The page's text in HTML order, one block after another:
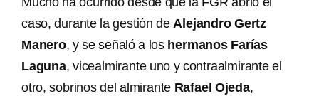
caso, durante la gestión de Alejandro Gertz
Manero, y se señaló a los hermanos Farías
Laguna, vicealmirante uno y contraalmirante el
otro, sobrinos del almirante Rafael Ojeda,